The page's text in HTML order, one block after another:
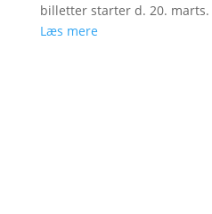
billetter starter d. 20. marts.
Læs mere